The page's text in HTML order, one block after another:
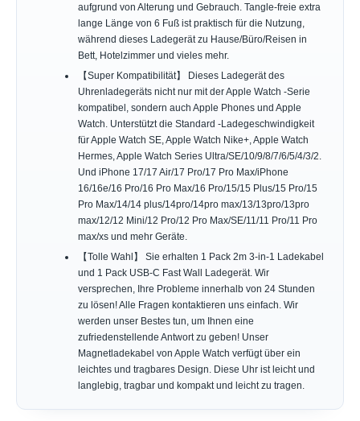
aufgrund von Alterung und Gebrauch. Tangle-freie extra
lange Länge von 6 Fuß ist praktisch für die Nutzung,
während dieses Ladegerät zu Hause/Büro/Reisen in
Bett, Hotelzimmer und vieles mehr.
【Super Kompatibilität】 Dieses Ladegerät des
Uhrenladegeräts nicht nur mit der Apple Watch -Serie
kompatibel, sondern auch Apple Phones und Apple
Watch. Unterstützt die Standard -Ladegeschwindigkeit
für Apple Watch SE, Apple Watch Nike+, Apple Watch
Hermes, Apple Watch Series Ultra/SE/10/9/8/7/6/5/4/3/2.
Und iPhone 17/17 Air/17 Pro/17 Pro Max/iPhone
16/16e/16 Pro/16 Pro Max/16 Pro/15/15 Plus/15 Pro/15
Pro Max/14/14 plus/14pro/14pro max/13/13pro/13pro
max/12/12 Mini/12 Pro/12 Pro Max/SE/11/11 Pro/11 Pro
max/xs und mehr Geräte.
【Tolle Wahl】 Sie erhalten 1 Pack 2m 3-in-1 Ladekabel
und 1 Pack USB-C Fast Wall Ladegerät. Wir
versprechen, Ihre Probleme innerhalb von 24 Stunden
zu lösen! Alle Fragen kontaktieren uns einfach. Wir
werden unser Bestes tun, um Ihnen eine
zufriedenstellende Antwort zu geben! Unser
Magnetladekabel von Apple Watch verfügt über ein
leichtes und tragbares Design. Diese Uhr ist leicht und
langlebig, tragbar und kompakt und leicht zu tragen.